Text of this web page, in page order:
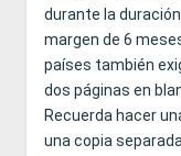
durante la
margen de 6
países también
dos páginas en
Recuerda hacer
una copia